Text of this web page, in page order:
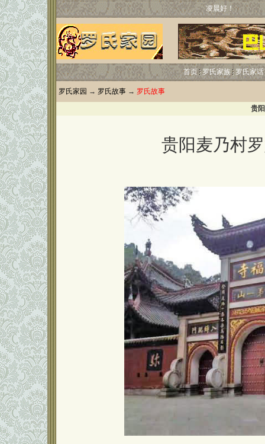
凌晨好！
首页 罗氏家族 罗氏家话
罗氏家园 → 罗氏故事 → 罗氏故事
贵
贵阳麦乃村